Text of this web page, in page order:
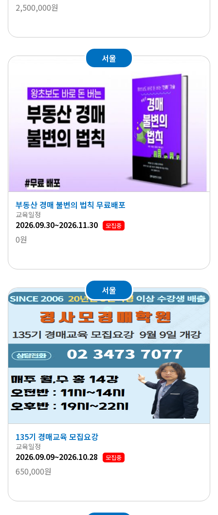
2,500,000원
서울
부동산 경매 불변의 법칙 무료배포
교육일정
2026.09.30~2026.11.30 모집중
0원
서울
135기 경매교육 모집요강
교육일정
2026.09.09~2026.10.28 모집중
650,000원